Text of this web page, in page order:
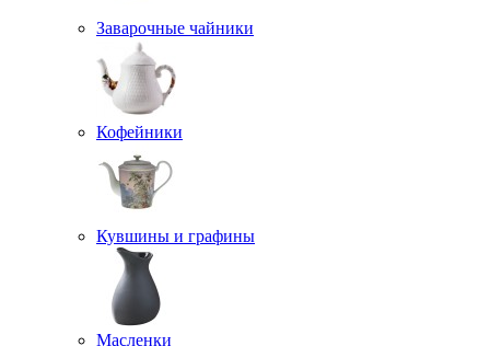
Заварочные чайники
Кофейники
Кувшины и графины
Масленки